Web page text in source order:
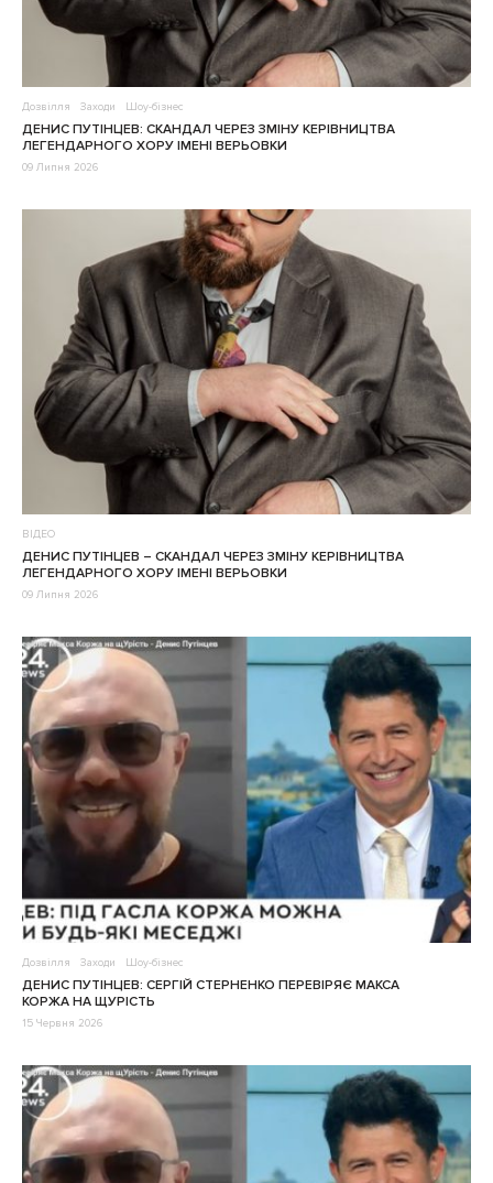
Дозвілля Заходи Шоу-бізнес
ДЕНИС ПУТІНЦЕВ: СКАНДАЛ ЧЕРЕЗ ЗМІНУ КЕРІВНИЦТВА
ЛЕГЕНДАРНОГО ХОРУ ІМЕНІ ВЕРЬОВКИ
09 Липня 2026
ВІДЕО
ДЕНИС ПУТІНЦЕВ – CКАНДАЛ ЧЕРЕЗ ЗМІНУ КЕРІВНИЦТВА
ЛЕГЕНДАРНОГО ХОРУ ІМЕНІ ВЕРЬОВКИ
09 Липня 2026
Дозвілля Заходи Шоу-бізнес
ДЕНИС ПУТІНЦЕВ: СЕРГІЙ СТЕРНЕНКО ПЕРЕВІРЯЄ МАКСА
КОРЖА НА ЩУРІСТЬ
15 Червня 2026